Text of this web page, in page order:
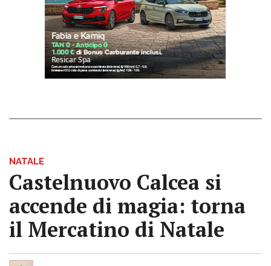
NATALE
Castelnuovo Calcea si
accende di magia: torna
il Mercatino di Natale